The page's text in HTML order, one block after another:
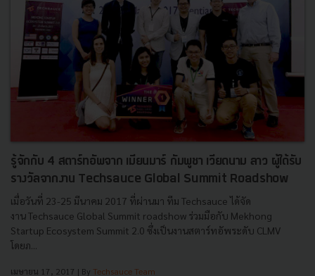
รู้จักกับ 4 สตาร์ทอัพจาก เมียนมาร์ กัมพูชา เวียดนาม ลาว ผู้ได้รับ
รางวัลจากงาน Techsauce Global Summit Roadshow
เมื่อวันที่ 23-25 มีนาคม 2017 ที่ผ่านมา ทีม Techsauce ได้จัด
งาน Techsauce Global Summit roadshow ร่วมมือกับ Mekhong
Startup Ecosystem Summit 2.0 ซึ่งเป็นงานสตาร์ทอัพระดับ CLMV
โดยภ...
เมษายน 17, 2017 | By Techsauce Team